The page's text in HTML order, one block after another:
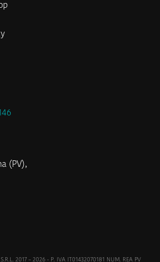
(PV),
2017 – 2026 - P. IVA IT01432070181 NUM. REA PV